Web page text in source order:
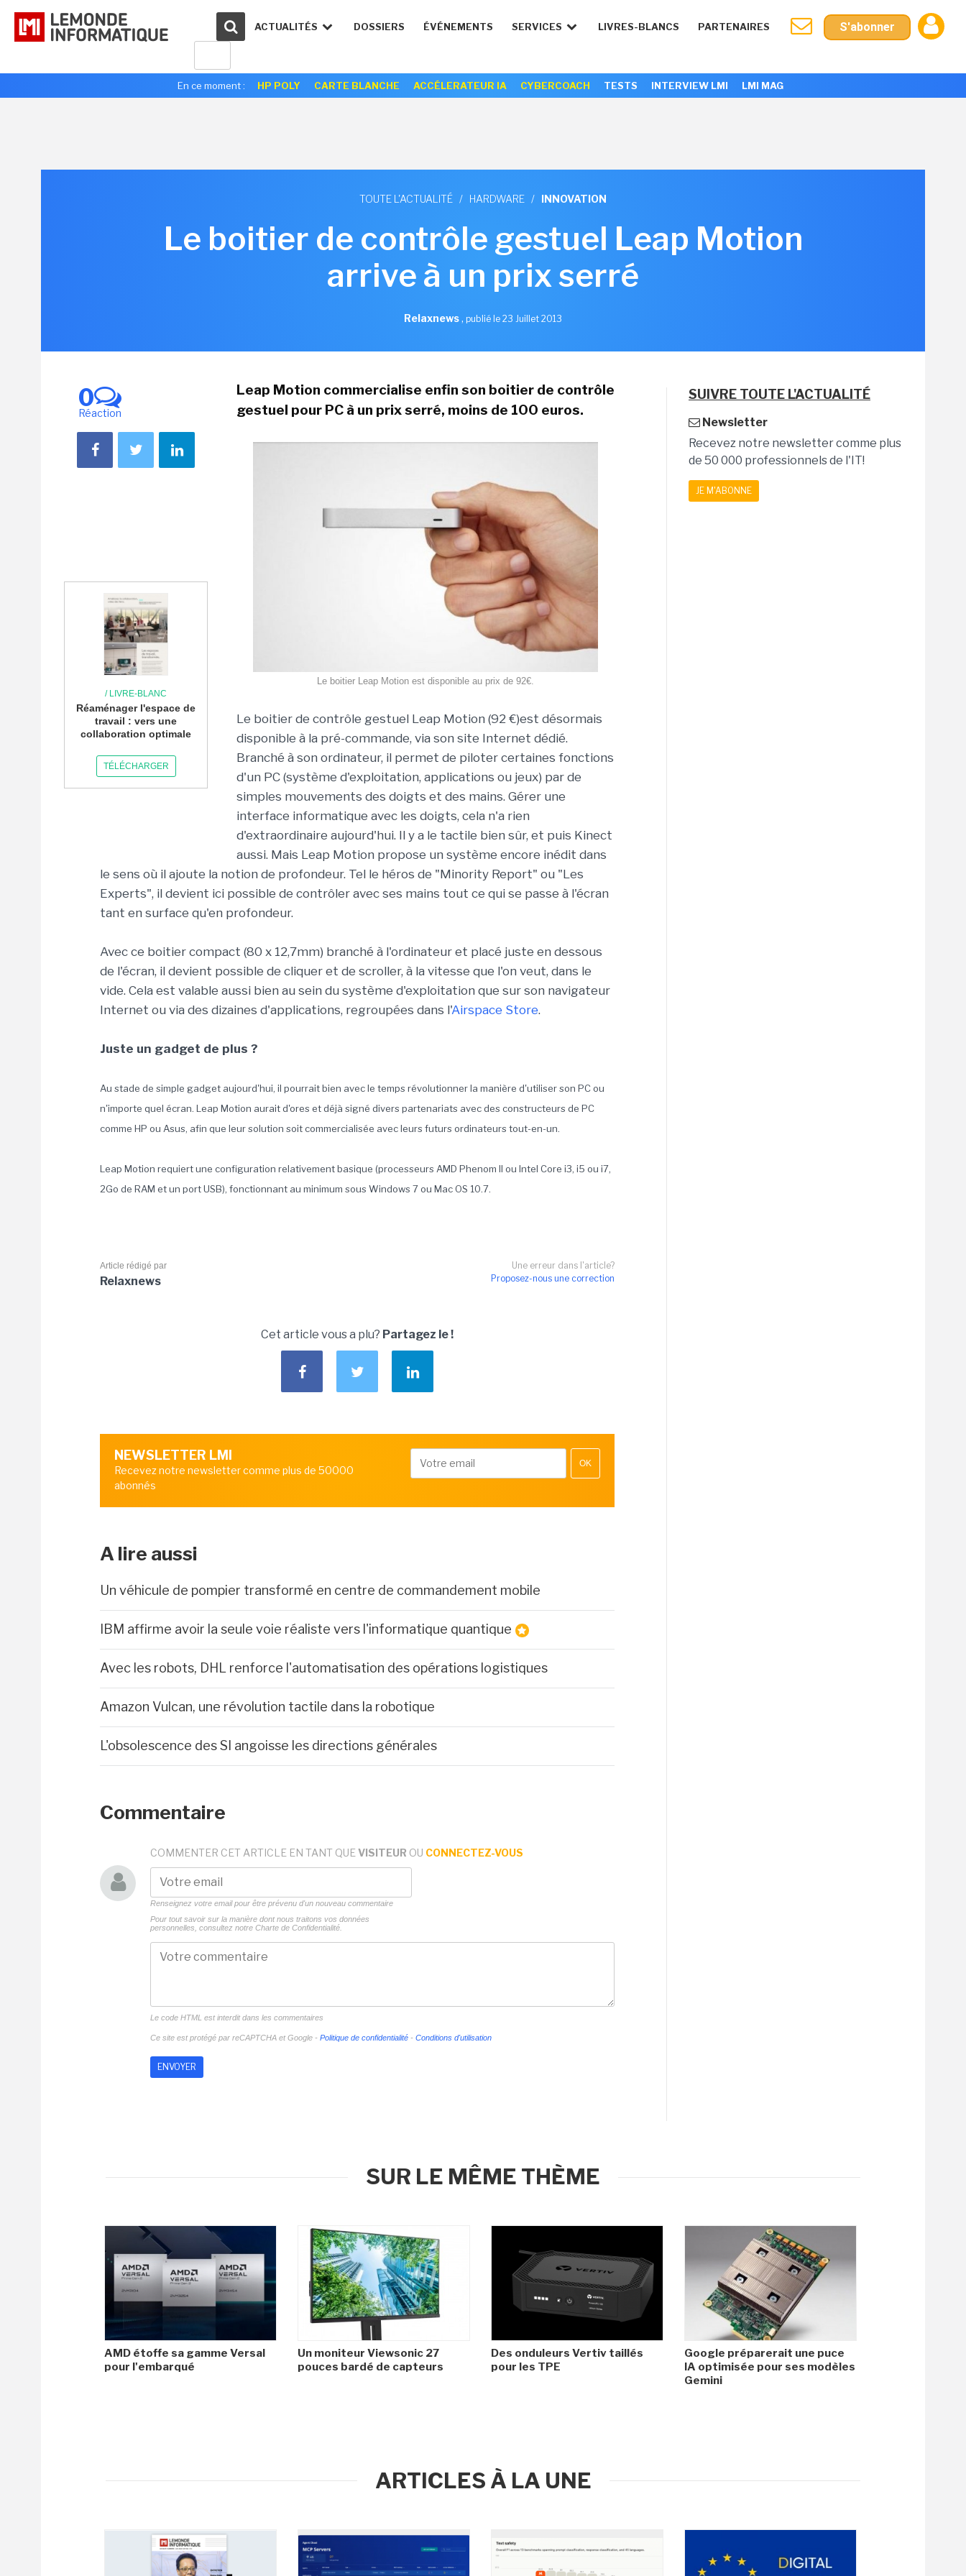
ACTUALITÉS DOSSIERS ÉVÉNEMENTS SERVICES LIVRES-BLANCS PARTENAIRES S'abonner
En ce moment : HP POLY CARTE BLANCHE ACCÉLERATEUR IA CYBERCOACH TESTS INTERVIEW LMI LMI MAG
TOUTE L'ACTUALITÉ / HARDWARE / INNOVATION
Le boitier de contrôle gestuel Leap Motion
arrive à un prix serré
Relaxnews, publié le 23 Juillet 2013
0
Réaction
/ LIVRE-BLANC
Réaménager l'espace de
travail : vers une
collaboration optimale
TÉLÉCHARGER
Leap Motion commercialise enfin son boitier de contrôle
gestuel pour PC à un prix serré, moins de 100 euros.
Le boitier Leap Motion est disponible au prix de 92€.
Le boitier de contrôle gestuel Leap Motion (92 €)est désormais
disponible à la pré-commande, via son site Internet dédié.
Branché à son ordinateur, il permet de piloter certaines fonctions
d'un PC (système d'exploitation, applications ou jeux) par de
simples mouvements des doigts et des mains. Gérer une
interface informatique avec les doigts, cela n'a rien
d'extraordinaire aujourd'hui. Il y a le tactile bien sûr, et puis Kinect
aussi. Mais Leap Motion propose un système encore inédit dans
le sens où il ajoute la notion de profondeur. Tel le héros de "Minority Report" ou "Les
Experts", il devient ici possible de contrôler avec ses mains tout ce qui se passe à l'écran
tant en surface qu'en profondeur.
Avec ce boitier compact (80 x 12,7mm) branché à l'ordinateur et placé juste en dessous
de l'écran, il devient possible de cliquer et de scroller, à la vitesse que l'on veut, dans le
vide. Cela est valable aussi bien au sein du système d'exploitation que sur son navigateur
Internet ou via des dizaines d'applications, regroupées dans l'Airspace Store.
Juste un gadget de plus ?
Au stade de simple gadget aujourd'hui, il pourrait bien avec le temps révolutionner la manière d'utiliser son PC ou
n'importe quel écran. Leap Motion aurait d'ores et déjà signé divers partenariats avec des constructeurs de PC
comme HP ou Asus, afin que leur solution soit commercialisée avec leurs futurs ordinateurs tout-en-un.
Leap Motion requiert une configuration relativement basique (processeurs AMD Phenom II ou Intel Core i3, i5 ou i7,
2Go de RAM et un port USB), fonctionnant au minimum sous Windows 7 ou Mac OS 10.7.
Une erreur dans l'article?
Proposez-nous une correction
Article rédigé par
Relaxnews
Cet article vous a plu? Partagez le !
NEWSLETTER LMI
Recevez notre newsletter comme plus de 50000
abonnés
OK
A lire aussi
Un véhicule de pompier transformé en centre de commandement mobile
IBM affirme avoir la seule voie réaliste vers l'informatique quantique
Avec les robots, DHL renforce l'automatisation des opérations logistiques
Amazon Vulcan, une révolution tactile dans la robotique
L'obsolescence des SI angoisse les directions générales
Commentaire
COMMENTER CET ARTICLE EN TANT QUE VISITEUR OU CONNECTEZ-VOUS
Renseignez votre email pour être prévenu d'un nouveau commentaire
Pour tout savoir sur la manière dont nous traitons vos données
personnelles, consultez notre Charte de Confidentialité.
Le code HTML est interdit dans les commentaires
Ce site est protégé par reCAPTCHA et Google - Politique de confidentialité - Conditions d'utilisation
SUIVRE TOUTE L'ACTUALITÉ
Newsletter
Recevez notre newsletter comme plus
de 50 000 professionnels de l'IT!
JE M'ABONNE
SUR LE MÊME THÈME
AMD étoffe sa gamme Versal
pour l'embarqué
Un moniteur Viewsonic 27
pouces bardé de capteurs
Des onduleurs Vertiv taillés
pour les TPE
Google préparerait une puce
IA optimisée pour ses modèles
Gemini
ARTICLES À LA UNE